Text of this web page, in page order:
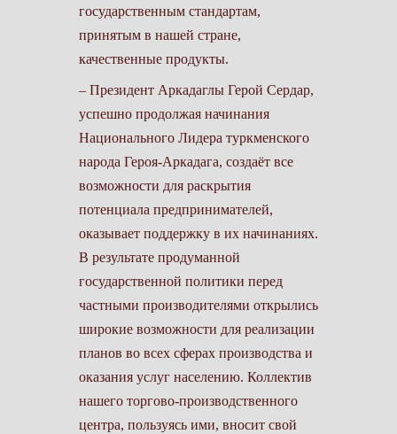
государственным стандартам,
принятым в нашей стране,
качественные продукты.
– Президент Аркадаглы Герой Сердар,
успешно продолжая начинания
Национального Лидера туркменского
народа Героя-Аркадага, создаёт все
возможности для раскрытия
потенциала предпринимателей,
оказывает поддержку в их начинаниях.
В результате продуманной
государственной политики перед
частными производителями открылись
широкие возможности для реализации
планов во всех сферах производства и
оказания услуг населению. Коллектив
нашего торгово-производственного
центра, пользуясь ими, вносит свой